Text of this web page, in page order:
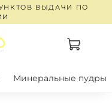
ВЫДАЧИ ПО
Минеральные пудры